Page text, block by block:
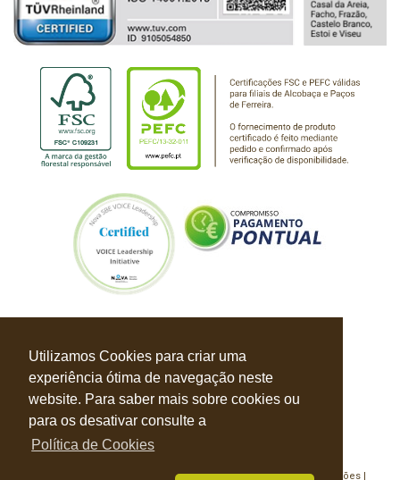
Utilizamos Cookies para criar uma
experiência ótima de navegação neste
website. Para saber mais sobre cookies ou
para os desativar consulte a
Política de Cookies
Política de Cookies | Livro de Reclamações |